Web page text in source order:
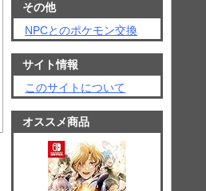
その他
NPCとのポケモン交換
サイト情報
このサイトについて
オススメ商品